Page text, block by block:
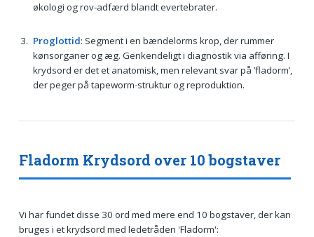
økologi og rov-adfærd blandt evertebrater.
Proglottid: Segment i en bændelorms krop, der rummer
kønsorganer og æg. Genkendeligt i diagnostik via afføring. I
krydsord er det et anatomisk, men relevant svar på ’fladorm’,
der peger på tapeworm-struktur og reproduktion.
Fladorm Krydsord over 10 bogstaver
Vi har fundet disse 30 ord med mere end 10 bogstaver, der kan
bruges i et krydsord med ledetråden 'Fladorm':